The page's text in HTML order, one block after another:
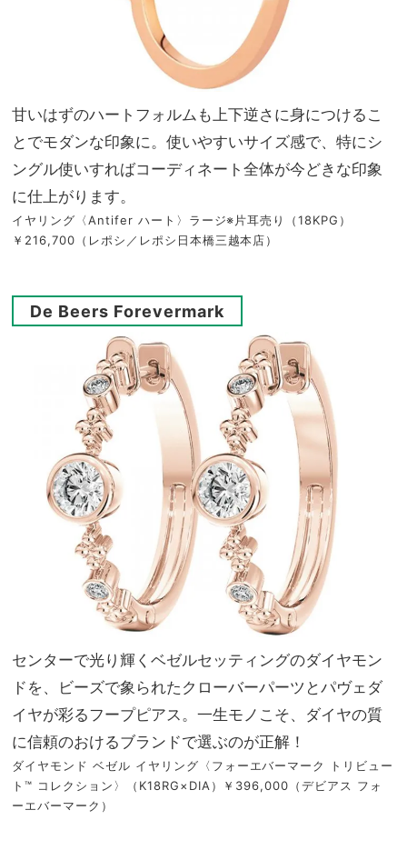
甘いはずのハートフォルムも上下逆さに身につけるこ
とでモダンな印象に。使いやすいサイズ感で、特にシ
ングル使いすればコーディネート全体が今どきな印象
に仕上がります。
イヤリング〈Antifer ハート〉ラージ※片耳売り（18KPG）
￥216,700（レポシ／レポシ日本橋三越本店）
De Beers Forevermark
センターで光り輝くベゼルセッティングのダイヤモン
ドを、ビーズで象られたクローバーパーツとパヴェダ
イヤが彩るフープピアス。一生モノこそ、ダイヤの質
に信頼のおけるブランドで選ぶのが正解！
ダイヤモンド ベゼル イヤリング〈フォーエバーマーク トリビュー
ト™ コレクション〉（K18RG×DIA）￥396,000（デビアス フォ
ーエバーマーク）